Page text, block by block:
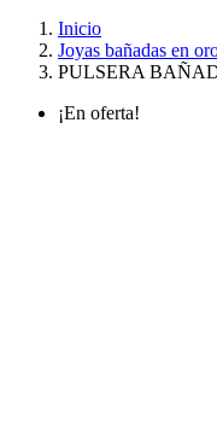
Inicio
Joyas bañadas en
PULSERA
¡En oferta!